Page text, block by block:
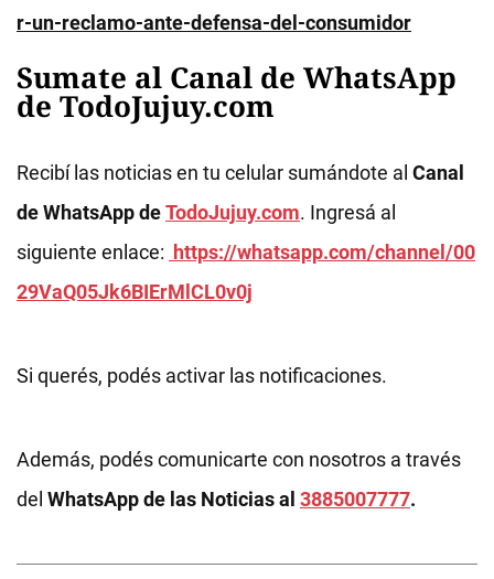
r-un-reclamo-ante-defensa-del-consumidor
Sumate al Canal de WhatsApp
de TodoJujuy.com
Recibí las noticias en tu celular sumándote al Canal
de WhatsApp deTodoJujuy.com. Ingresá al
siguiente enlace: https://whatsapp.com/channel/00
29VaQ05Jk6BIErMlCL0v0j
Si querés, podés activar las notificaciones.
Además, podés comunicarte con nosotros a través
del WhatsApp de las Noticias al 3885007777.